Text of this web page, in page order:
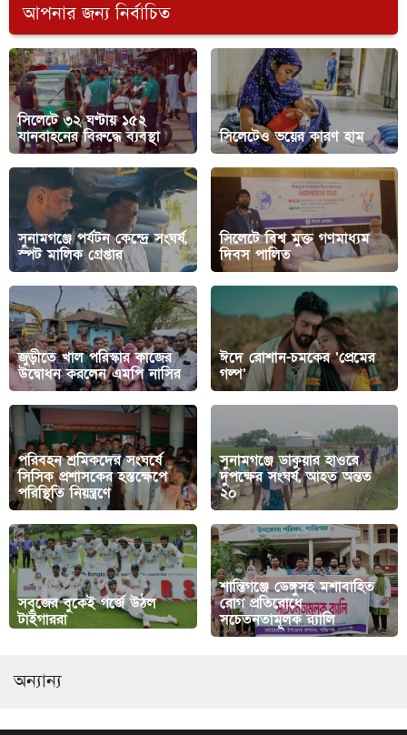
আপনার জন্য নির্বাচিত
সিলেটে ৩২ ঘণ্টায় ১৫২
যানবাহনের বিরুদ্ধে ব্যবস্থা
সিলেটেও ভয়ের কারণ হাম
সুনামগঞ্জে পর্যটন কেন্দ্রে সংঘর্ষ,
স্পট মালিক গ্রেপ্তার
সিলেটে বিশ্ব মুক্ত গণমাধ্যম
দিবস পালিত
জুড়ীতে খাল পরিস্কার কাজের
উদ্বোধন করলেন এমপি নাসির
ঈদে রোশান-চমকের ‘প্রেমের
গল্প’
পরিবহন শ্রমিকদের সংঘর্ষে
সিসিক প্রশাসকের হস্তক্ষেপে
পরিস্থিতি নিয়ন্ত্রণে
সুনামগঞ্জে ডাকুয়ার হাওরে
দুপক্ষের সংঘর্ষ, আহত অন্তত
২০
সবুজের বুকেই গর্জে উঠল
টাইগাররা
শান্তিগঞ্জে ডেঙ্গুসহ মশাবাহিত
রোগ প্রতিরোধে
সচেতনতামূলক র‍্যালি
অন্যান্য